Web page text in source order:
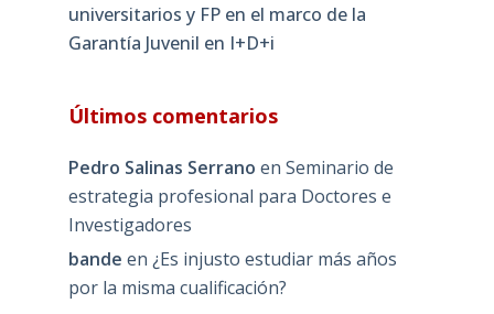
universitarios y FP en el marco de la
Garantía Juvenil en I+D+i
Últimos comentarios
Pedro Salinas Serrano en Seminario de
estrategia profesional para Doctores e
Investigadores
bande en ¿Es injusto estudiar más años
por la misma cualificación?